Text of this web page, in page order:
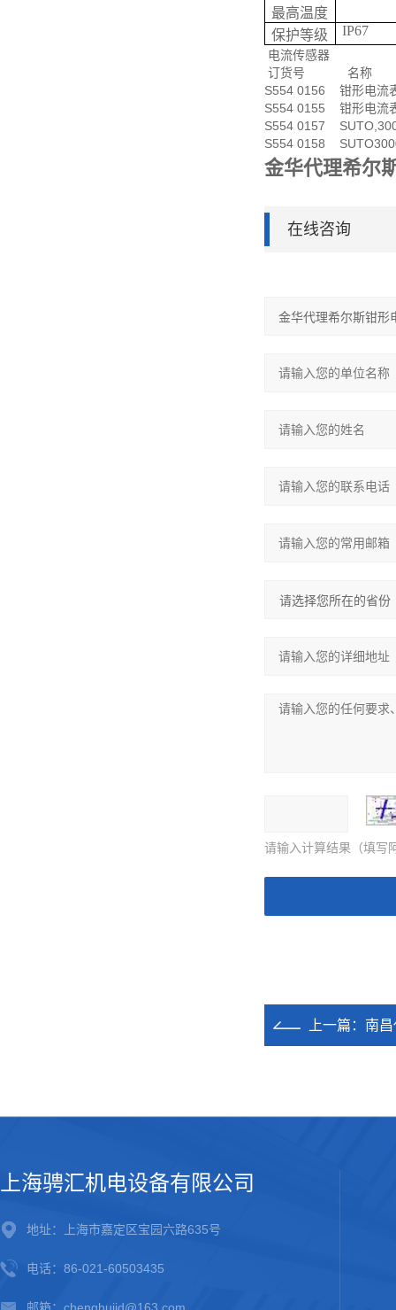
最高温度
保护等级 IP67
电流传感器
订货号 名称
S554 0156 钳形电流
S554 0155 钳形电流
S554 0157
S554 0158
金华代理希尔
在线咨询
请输入计算结果（填写
上一篇： 南
上海骋汇机电设备有限公司
地址：上海市嘉定区宝园六路635号
电话：86-021-60503435